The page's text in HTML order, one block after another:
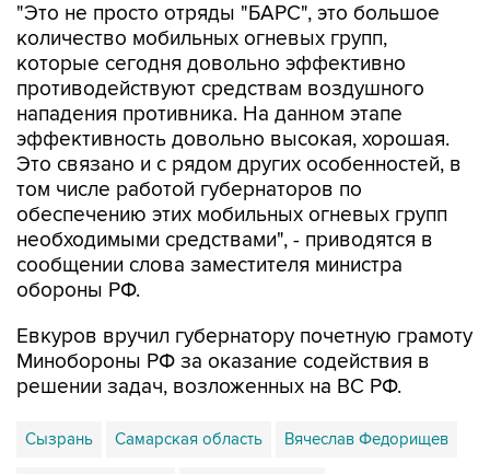
"Это не просто отряды "БАРС", это большое
количество мобильных огневых групп,
которые сегодня довольно эффективно
противодействуют средствам воздушного
нападения противника. На данном этапе
эффективность довольно высокая, хорошая.
Это связано и с рядом других особенностей, в
том числе работой губернаторов по
обеспечению этих мобильных огневых групп
необходимыми средствами", - приводятся в
сообщении слова заместителя министра
обороны РФ.
Евкуров вручил губернатору почетную грамоту
Минобороны РФ за оказание содействия в
решении задач, возложенных на ВС РФ.
Сызрань Самарская область Вячеслав Федорищев